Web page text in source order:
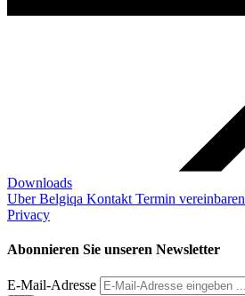
Downloads
Uber Belgiqa Kontakt Termin vereinbaren
Privacy
Abonnieren Sie unseren Newsletter
E-Mail-Adresse